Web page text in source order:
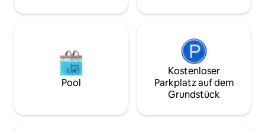
gelegen. Dein Zufluchtsort in South
Pool
Kostenloser
Parkplatz auf dem
Grundstück